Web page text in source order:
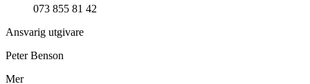
073 855 81 42
Ansvarig utgivare
Peter Benson
Mer